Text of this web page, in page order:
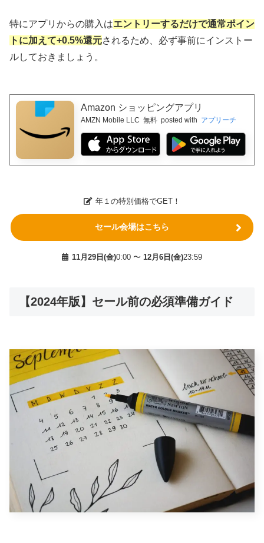
特にアプリからの購入はエントリーするだけで通常ポイン
トに加えて+0.5%還元されるため、必ず事前にインストー
ルしておきましょう。
Amazon ショッピングアプリ
AMZN Mobile LLC 無料 posted with アプリーチ
年１の特別価格でGET！
セール会場はこちら
11月29日(金)0:00 〜 12月6日(金)23:59
【2024年版】セール前の必須準備ガイド